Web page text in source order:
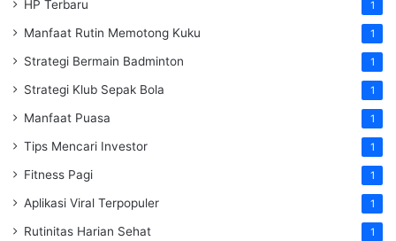
HP Terbaru 1
Manfaat Rutin Memotong Kuku 1
Strategi Bermain Badminton 1
Strategi Klub Sepak Bola 1
Manfaat Puasa 1
Tips Mencari Investor 1
Fitness Pagi 1
Aplikasi Viral Terpopuler 1
Rutinitas Harian Sehat 1